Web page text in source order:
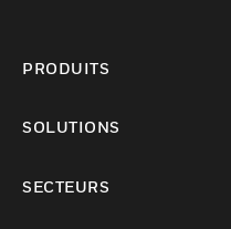
PRODUITS
SOLUTIONS
SECTEURS